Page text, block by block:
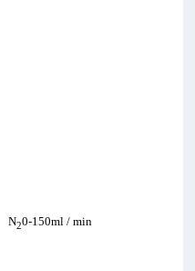
N20-150ml / min